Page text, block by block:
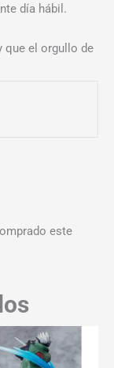
día hábil.
que el orgullo de
este